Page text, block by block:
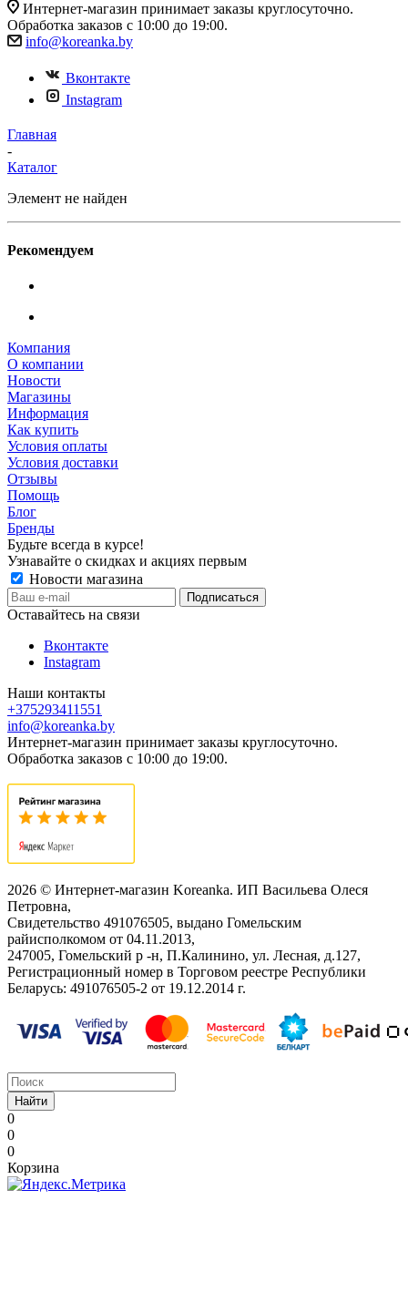
Интернет-магазин принимает заказы круглосуточно.
Обработка заказов с 10:00 до 19:00.
info@koreanka.by
Вконтакте
Instagram
Главная
-
Каталог
Элемент не найден
Рекомендуем
Компания
О компании
Новости
Магазины
Информация
Как купить
Условия оплаты
Условия доставки
Отзывы
Помощь
Блог
Бренды
Будьте всегда в курсе!
Узнавайте о скидках и акциях первым
Новости магазина
Оставайтесь на связи
Вконтакте
Instagram
Наши контакты
+375293411551
info@koreanka.by
Интернет-магазин принимает заказы круглосуточно.
Обработка заказов с 10:00 до 19:00.
2026 © Интернет-магазин Koreanka. ИП Васильева Олеся
Петровна,
Свидетельство ‎491076505, выдано Гомельским
райисполкомом от 04.11.2013,
247005, Гомельский р -н, П.Калинино, ул. Лесная, д.127,
Регистрационный номер в Торговом реестре Республики
Беларусь: ‎491076505-2 от 19.12.2014 г.
Найти
0
0
0
Корзина